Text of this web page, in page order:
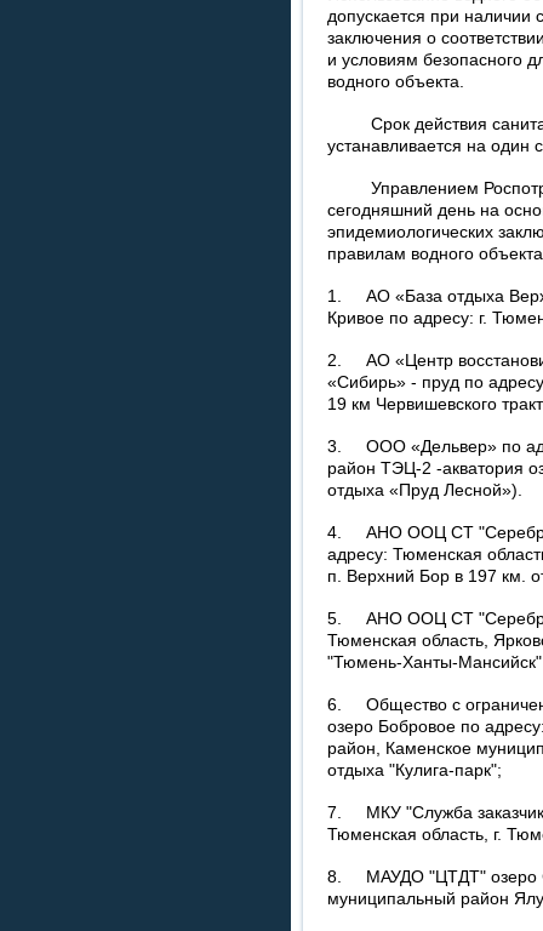
допускается при наличии
заключения о
и условиям безопасного
водного объекта.
Срок действия
устанавливается на один
Управлением
сегодняшний день на
эпидемиологических
правилам водного
1. АО «База отдыха
Кривое по адресу: г.
2. АО «Центр
«Сибирь» - пруд по
19 км Червишевского
3. ООО «Дельвер» по
район ТЭЦ-2 -акватория
отдыха «Пруд Лесной»).
4. АНО ООЦ СТ
адресу: Тюменская
п. Верхний Бор в 197 км.
5. АНО ООЦ СТ
Тюменская область,
"Тюмень-Ханты-
6. Общество с
озеро Бобровое по
район, Каменское
отдыха "Кулига-парк";
7. МКУ "Служба
Тюменская область, г.
8. МАУДО "ЦТДТ" озеро
муниципальный район